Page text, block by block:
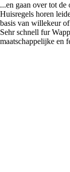
...en gaan over tot de
Huisregels horen
basis van willekeur
Sehr schnell fur
maatschappelijke en